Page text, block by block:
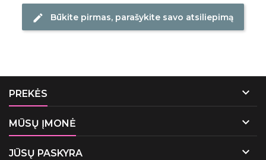
edit Būkite pirmas, parašykite savo atsiliepimą
PREKĖS 
MŪSŲ ĮMONĖ 
JŪSŲ PASKYRA 